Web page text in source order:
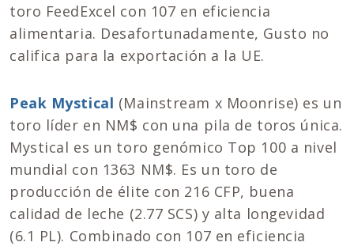
toro FeedExcel con 107 en eficiencia
alimentaria. Desafortunadamente, Gusto no
califica para la exportación a la UE.
Peak Mystical (Mainstream x Moonrise) es un
toro líder en NM$ con una pila de toros única.
Mystical es un toro genómico Top 100 a nivel
mundial con 1363 NM$. Es un toro de
producción de élite con 216 CFP, buena
calidad de leche (2.77 SCS) y alta longevidad
(6.1 PL). Combinado con 107 en eficiencia